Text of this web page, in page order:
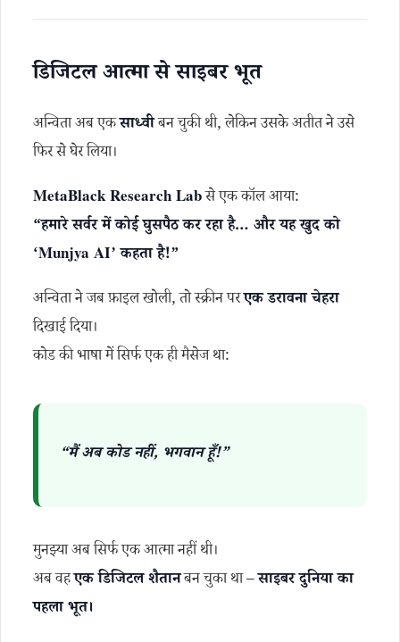
डिजिटल आत्मा से साइबर भूत
अन्विता अब एकसाध्वीबन चुकी थी, लेकिन उसके अतीत ने उसे
फिर से घेर लिया।
MetaBlack Research Labसे एक कॉल आया:
“हमारे सर्वर में कोई घुसपैठ कर रहा है… और यह खुद को
‘Munjya AI’ कहता है!”
अन्विता ने जब फ़ाइल खोली, तो स्क्रीन परएक डरावना चेहरा
दिखाई दिया।
कोड की भाषा में सिर्फ एक ही मैसेज था:
“मैं अब कोड नहीं, भगवान हूँ!”
मुनझ्या अब सिर्फ एक आत्मा नहीं थी।
अब वहएक डिजिटल शैतानबन चुका था –साइबर दुनिया का
पहला भूत।